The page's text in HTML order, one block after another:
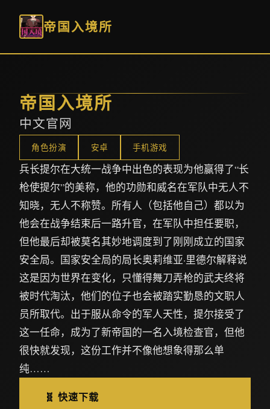
帝国入境所
帝国入境所
中文官网
角色扮演 安卓 手机游戏
兵长提尔在大统一战争中出色的表现为他赢得了“长
枪使提尔”的美称，他的功勋和威名在军队中无人不
知晓，无人不称赞。所有人（包括他自己）都以为
他会在战争结束后一路升官，在军队中担任要职，
但他最后却被莫名其妙地调度到了刚刚成立的国家
安全局。国家安全局的局长奥莉维亚·里德尔解释说
这是因为世界在变化，只懂得舞刀弄枪的武夫终将
被时代淘汰，他们的位子也会被踏实勤恳的文职人
员所取代。出于服从命令的军人天性，提尔接受了
这一任命，成为了新帝国的一名入境检查官，但他
很快就发现，这份工作并不像他想象得那么单
纯……
🧬 快速下载